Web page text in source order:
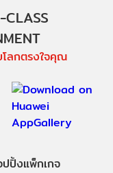
โลกตรงใจคุณ
ปปิ้งแพ็กเกจ